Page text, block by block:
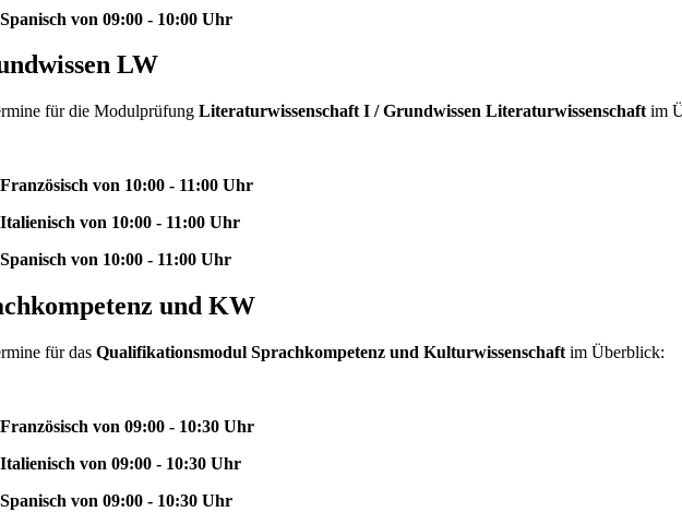
Spanisch von 09:00 - 10:00 Uhr
LW
für die Modulprüfung Literaturwissenschaft I / Grundwissen Literaturwissenschaft im
Französisch von 10:00 - 11:00 Uhr
Italienisch von 10:00 - 11:00 Uhr
Spanisch von 10:00 - 11:00 Uhr
und KW
für das Qualifikationsmodul Sprachkompetenz und Kulturwissenschaft im Überblick:
Französisch von 09:00 - 10:30 Uhr
Italienisch von 09:00 - 10:30 Uhr
Spanisch von 09:00 - 10:30 Uhr